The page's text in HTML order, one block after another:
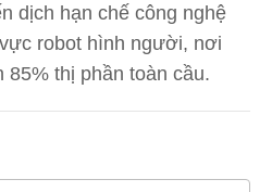
dịch hạn chế công nghệ
robot hình người, nơi
85% thị phần toàn cầu.